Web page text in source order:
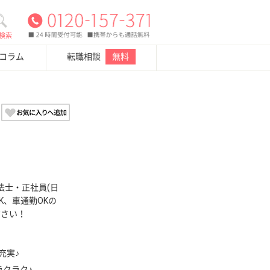
索
ラム 転職相談 無料
士・正社員(日
車通勤OKの
い！
実♪